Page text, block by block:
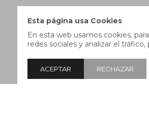
Esta página usa Cookies
En esta web usamos cookies,
redes sociales y analizar el tráfico,
ACEPTAR RECHAZAR
Lunes a jueves de 9:00 a 13:00 y
de 14:00 a 17:45, viernes de 9:30
a 13:00 y de 14:00 a 17:45.